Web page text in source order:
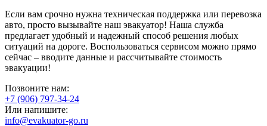
Если вам срочно нужна техническая поддержка или перевозка
авто, просто вызывайте наш эвакуатор! Наша служба
предлагает удобный и надежный способ решения любых
ситуаций на дороге. Воспользоваться сервисом можно прямо
сейчас – вводите данные и рассчитывайте стоимость
эвакуации!
Позвоните нам:
+7 (906) 797-34-24
Или напишите:
info@evakuator-go.ru